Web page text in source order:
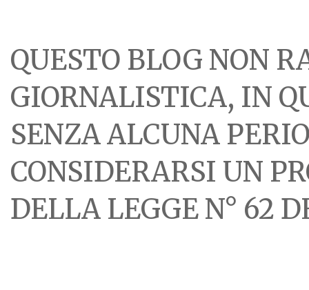
QUESTO BLOG NON
GIORNALISTICA, IN
SENZA ALCUNA
CONSIDERARSI UN
DELLA LEGGE N° 62